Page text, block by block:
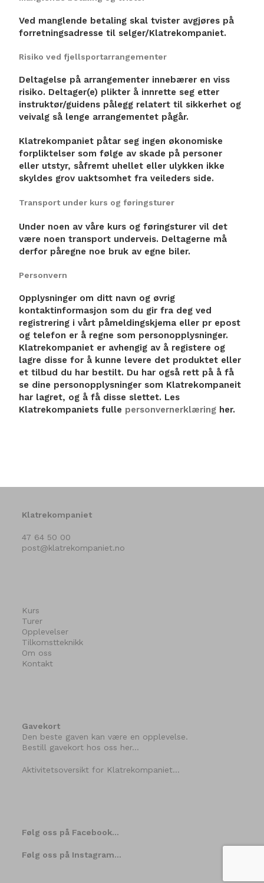
Ved manglende betaling skal tvister avgjøres på
forretningsadresse til selger/Klatrekompaniet.
Risiko ved fjellsportarrangementer
Deltagelse på arrangementer innebærer en viss
risiko. Deltager(e) plikter å innrette seg etter
instruktør/guidens pålegg relatert til sikkerhet og
veivalg så lenge arrangementet pågår.
Klatrekompaniet påtar seg ingen økonomiske
forpliktelser som følge av skade på personer
eller utstyr, såfremt uhellet eller ulykken ikke
skyldes grov uaktsomhet fra veileders side.
Transport under kurs og føringsturer
Under noen av våre kurs og føringsturer vil det
være noen transport underveis. Deltagerne må
derfor påregne noe bruk av egne biler.
Personvern
Opplysninger om ditt navn og øvrig
kontaktinformasjon som du gir fra deg ved
registrering i vårt påmeldingskjema eller pr epost
og telefon er å regne som personopplysninger.
Klatrekompaniet er avhengig av å registere og
lagre disse for å kunne levere det produktet eller
et tilbud du har bestilt. Du har også rett på å få
se dine personopplysninger som Klatrekompaneit
har lagret, og å få disse slettet. Les
Klatrekompaniets fulle personvernerklæring her.
Klatrekompaniet
47 64 50 00
post@klatrekompaniet.no
Kurs
Turer
Opplevelser
Tilkomstteknikk
Om oss
Kontakt
Gavekort
Den beste gaven kan være en opplevelse.
Bestill gavekort hos oss her…
Aktivitetsoversikt for Klatrekompaniet…
Følg oss på Facebook…
Følg oss på Instagram…